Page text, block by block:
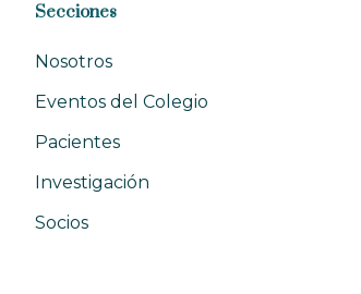
Secciones
Nosotros
Eventos del Colegio
Pacientes
Investigación
Socios